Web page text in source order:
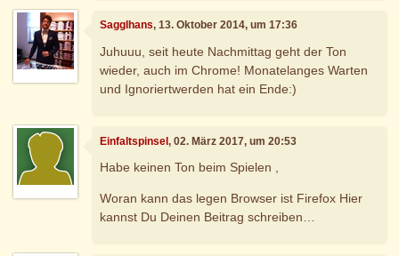
Sagglhans, 13. Oktober 2014, um 17:36
Juhuuu, seit heute Nachmittag geht der Ton
wieder, auch im Chrome! Monatelanges Warten
und Ignoriertwerden hat ein Ende:)
Einfaltspinsel, 02. März 2017, um 20:53
Habe keinen Ton beim Spielen ,
Woran kann das legen Browser ist Firefox Hier
kannst Du Deinen Beitrag schreiben…